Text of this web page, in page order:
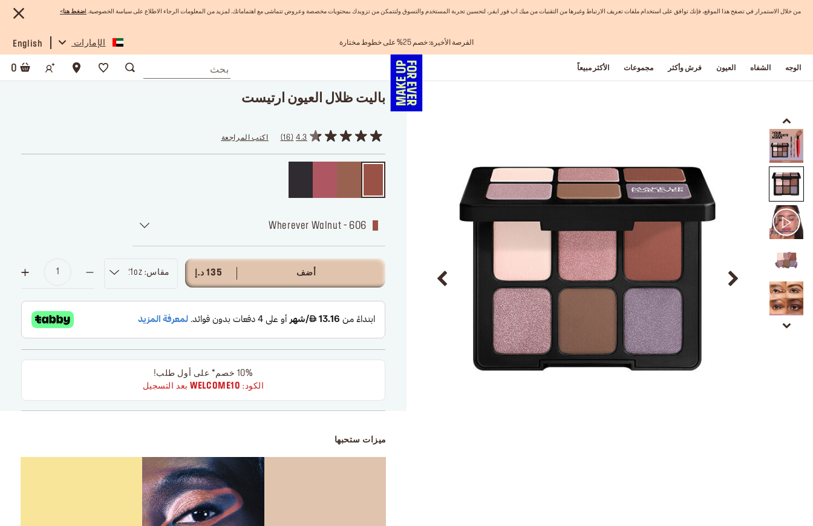
من خلال الاستمرار في تصفح هذا الموقع، فإنك توافق على استخدام ملفات تعريف الارتباط وغيرها من التقنيات من ميك اب فور ايفر، لتحسين تجربة المستخدم والتسوق ولنتمكن من تزويدك بمحتويات مخصصة وعروض تتماشى مع اهتماماتك. لمزيد من المعلومات الرجاء الاطلاع على سياسة الخصوصية. ضغط هنا >
شحن مجاني لجميع الطلبات
تسوق الآن و ادفع لاحقاً مع تابي
اهدي مجموعاتك المفضلة! تسوق الآن
الفرصة الأخيرة: خصم 25% على خطوط مختارة الإمارات English
الوجه الشفاه العيون فرش وأكثر مجموعات الأكثر مبيعاً 0
باليت ظلال العيون ارتيست
4.3
16 اكتب المراجعة
606 - Wherever Walnut
مقاس: 0.21oz أضف 135 د.إ
10% خصم* على أول طلب!
الكود: WELCOME10بعد التسجيل
ميزات ستحبها